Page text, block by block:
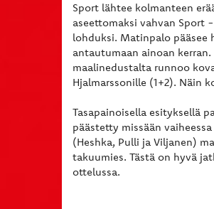
Sport lähtee kolmanteen
aseettomaksi vahvan Sport
lohduksi. Matinpalo
antautumaan ainoan
maalinedustalta runnoo
Hjalmarssonille (1+2). Näin
Tasapainoisella esityksellä
päästetty missään
(Heshka, Pulli ja Viljanen)
takuumies. Tästä on hyvä
ottelussa.